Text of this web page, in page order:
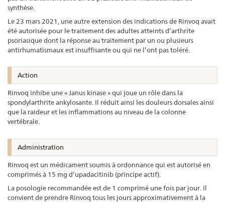
synthèse.
Le 23 mars 2021, une autre extension des indications de Rinvoq avait
été autorisée pour le traitement des adultes atteints d’arthrite
psoriasique dont la réponse au traitement par un ou plusieurs
antirhumatismaux est insuffisante ou qui ne l’ont pas toléré.
Action
Rinvoq inhibe une « Janus kinase » qui joue un rôle dans la
spondylarthrite ankylosante. Il réduit ainsi les douleurs dorsales ainsi
que la raideur et les inflammations au niveau de la colonne
vertébrale.
Administration
Rinvoq est un médicament soumis à ordonnance qui est autorisé en
comprimés à 15 mg d’upadacitinib (principe actif).
La posologie recommandée est de 1 comprimé une fois par jour. Il
convient de prendre Rinvoq tous les jours approximativement à la